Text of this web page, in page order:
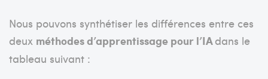
Nous pouvons synthétiser les différences entre ces
deux méthodes d’apprentissage pour l’IAdans le
tableau suivant :